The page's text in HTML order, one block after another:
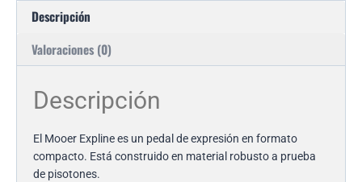
Descripción
Valoraciones (0)
Descripción
El Mooer Expline es un pedal de expresión en formato
compacto. Está construido en material robusto a prueba
de pisotones.